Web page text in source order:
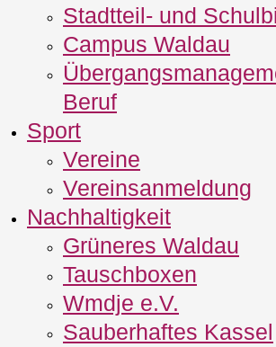
Stadtteil- und
Campus Waldau
Beruf
Sport
Vereine
Vereinsanmeldung
Nachhaltigkeit
Grüneres Waldau
Tauschboxen
Wmdje e.V.
Sauberhaftes Kassel